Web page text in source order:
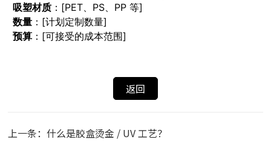
吸塑材质 ：[PET、PS、PP 等]
数量 ：[计划定制数量]
预算 ：[可接受的成本范围]
返回
上一条：什么是胶盒烫金 / UV 工艺？